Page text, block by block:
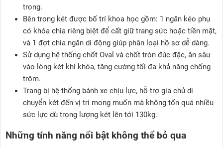
trong.
Bên trong két được bố trí khoa học gồm: 1 ngăn kéo phụ
có khóa chìa riêng biệt để cất giữ trang sức hoặc tiền mặt,
và 1 đợt chia ngăn di động giúp phân loại hồ sơ dễ dàng.
Sử dụng hệ thống chốt Oval và chốt tròn đúc đặc, ăn sâu
vào lòng két khi khóa, tăng cường tối đa khả năng chống
trộm.
Trang bị hệ thống bánh xe chịu lực, hỗ trợ gia chủ di
chuyển két đến vị trí mong muốn mà không tốn quá nhiều
sức lực dù trọng lượng két lên tới 130kg.
Những tính năng nổi bật không thể bỏ qua